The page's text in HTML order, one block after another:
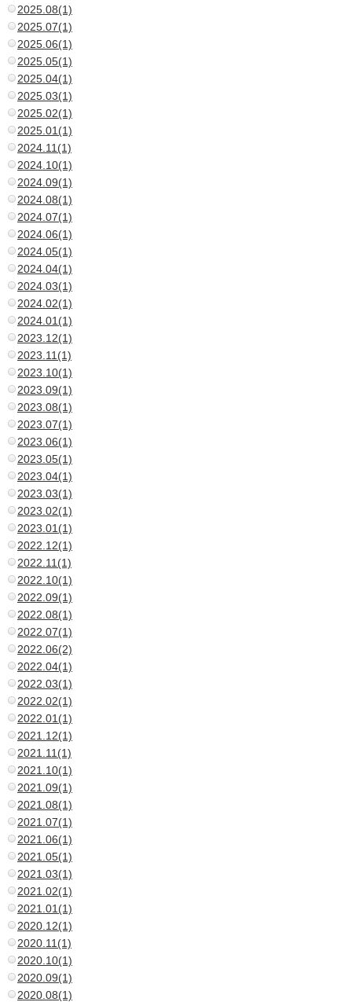
2025.08(1)
2025.07(1)
2025.06(1)
2025.05(1)
2025.04(1)
2025.03(1)
2025.02(1)
2025.01(1)
2024.11(1)
2024.10(1)
2024.09(1)
2024.08(1)
2024.07(1)
2024.06(1)
2024.05(1)
2024.04(1)
2024.03(1)
2024.02(1)
2024.01(1)
2023.12(1)
2023.11(1)
2023.10(1)
2023.09(1)
2023.08(1)
2023.07(1)
2023.06(1)
2023.05(1)
2023.04(1)
2023.03(1)
2023.02(1)
2023.01(1)
2022.12(1)
2022.11(1)
2022.10(1)
2022.09(1)
2022.08(1)
2022.07(1)
2022.06(2)
2022.04(1)
2022.03(1)
2022.02(1)
2022.01(1)
2021.12(1)
2021.11(1)
2021.10(1)
2021.09(1)
2021.08(1)
2021.07(1)
2021.06(1)
2021.05(1)
2021.03(1)
2021.02(1)
2021.01(1)
2020.12(1)
2020.11(1)
2020.10(1)
2020.09(1)
2020.08(1)